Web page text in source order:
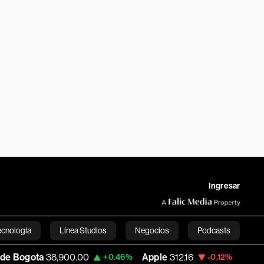
Ingresar
Línea Studios Negocios Podcasts
English
38,900.00 +0.46% Apple 312.16 -0.12% USD COP